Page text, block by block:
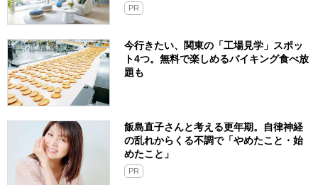
PR
今行きたい、関東の「工場見学」スポッ
ト4つ。無料で楽しめるバイキング食べ放
題も
飯島直子さんと考える更年期。自律神経
の乱れからくる不調で「やめたこと・始
めたこと」
PR